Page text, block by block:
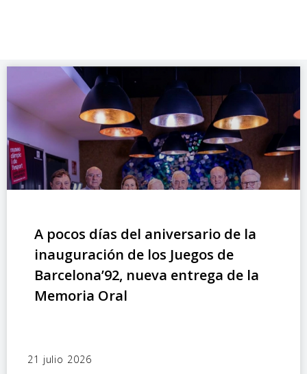
A pocos días del aniversario de la
inauguración de los Juegos de
Barcelona’92, nueva entrega de la
Memoria Oral
21 julio 2026